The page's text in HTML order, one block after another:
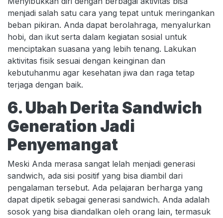
menjadi salah satu cara yang tepat untuk meringankan
beban pikiran. Anda dapat berolahraga, menyalurkan
hobi, dan ikut serta dalam kegiatan sosial untuk
menciptakan suasana yang lebih tenang. Lakukan
aktivitas fisik sesuai dengan keinginan dan
kebutuhanmu agar kesehatan jiwa dan raga tetap
terjaga dengan baik.
6. Ubah Derita Sandwich
Generation Jadi
Penyemangat
Meski Anda merasa sangat lelah menjadi generasi
sandwich, ada sisi positif yang bisa diambil dari
pengalaman tersebut. Ada pelajaran berharga yang
dapat dipetik sebagai generasi sandwich. Anda adalah
sosok yang bisa diandalkan oleh orang lain, termasuk